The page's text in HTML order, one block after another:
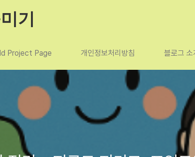
기
Project Page 개인정보처리방침 블로그 소